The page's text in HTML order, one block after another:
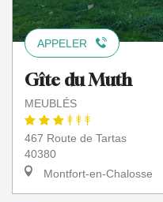
APPELER
Gîte du Muth
MEUBLÉS
467 Route de Tartas
40380
Montfort-en-Chalosse